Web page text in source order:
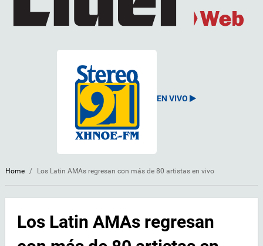
EN VIVO
Home / Los Latin AMAs regresan con más de 80 artistas en vivo
Los Latin AMAs regresan